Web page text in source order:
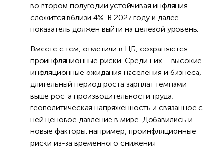
во втором полугодии устойчивая инфляция
сложится вблизи 4%. В 2027 году и далее
показатель должен выйти на целевой уровень.
Вместе с тем, отметили в ЦБ, сохраняются
проинфляционные риски. Среди них – высокие
инфляционные ожидания населения и бизнеса,
длительный период роста зарплат темпами
выше роста производительности труда,
геополитическая напряжённость и связанное с
ней ценовое давление в мире. Добавились и
новые факторы: например, проинфляционные
риски из-за временного снижения